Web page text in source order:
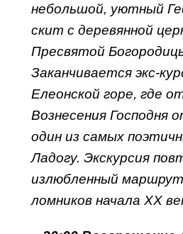
небольшой, уютный
скит с деревянной
Пресвятой
Заканчивается экс-
Елеонской горе, где
Вознесения Господня
один из самых
Ладогу. Экскурсия
излюбленный маршрут
ломников начала ХХ